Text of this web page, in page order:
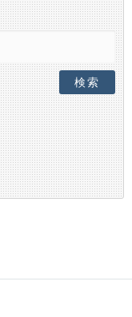
検索